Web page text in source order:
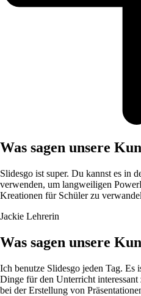
Was sagen unsere
Slidesgo ist super. Du kannst es in
verwenden, um langweiligen
Kreationen für Schüler zu
Jackie Lehrerin
Was sagen unsere
Ich benutze Slidesgo jeden Tag.
Dinge für den Unterricht
bei der Erstellung von